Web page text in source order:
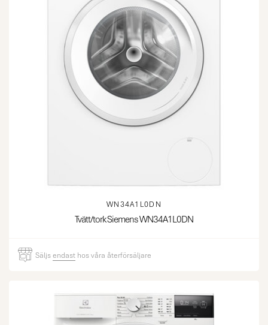
WN34A1L0DN
Tvätt/tork Siemens WN34A1L0DN
Säljsendast hos våra återförsäljare